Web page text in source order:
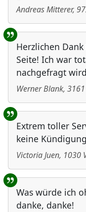
Andreas Mitterer,
Herzlichen
Seite! Ich war
nachgefragt
Werner Blank, 3161
Extrem toller
keine
Victoria Juen, 1030
Was würde ich
danke, danke!